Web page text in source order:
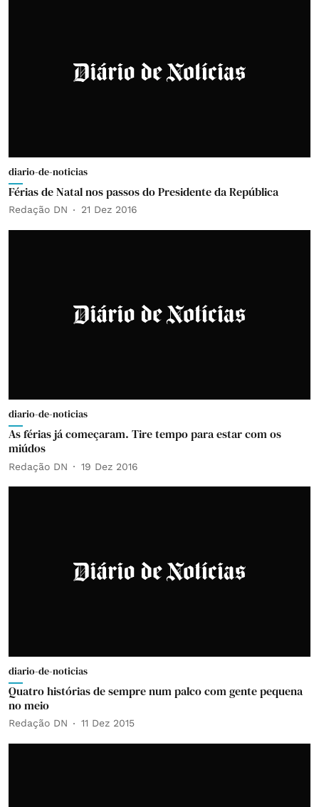
diario-de-noticias
Férias de Natal nos passos do Presidente da República
Redação DN 21 Dez 2016
diario-de-noticias
As férias já começaram. Tire tempo para estar com os
miúdos
Redação DN 19 Dez 2016
diario-de-noticias
Quatro histórias de sempre num palco com gente pequena
no meio
Redação DN 11 Dez 2015